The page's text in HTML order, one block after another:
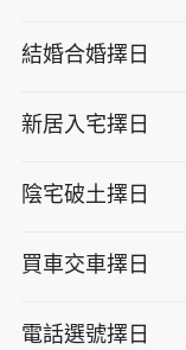
結婚合婚擇日
新居入宅擇日
陰宅破土擇日
買車交車擇日
電話選號擇日